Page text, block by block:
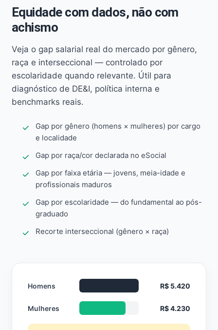
Equidade com dados, não com
achismo
Veja o gap salarial real do mercado por gênero,
raça e interseccional — controlado por
escolaridade quando relevante. Útil para
diagnóstico de DE&I, política interna e
benchmarks reais.
Gap por gênero (homens × mulheres) por cargo
e localidade
Gap por raça/cor declarada no eSocial
Gap por faixa etária — jovens, meia-idade e
profissionais maduros
Gap por escolaridade — do fundamental ao pós-
graduado
Recorte interseccional (gênero × raça)
Homens R$ 5.420
Mulheres R$ 4.230